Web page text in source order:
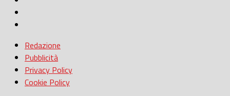
Redazione
Pubblicità
Privacy Policy
Cookie Policy